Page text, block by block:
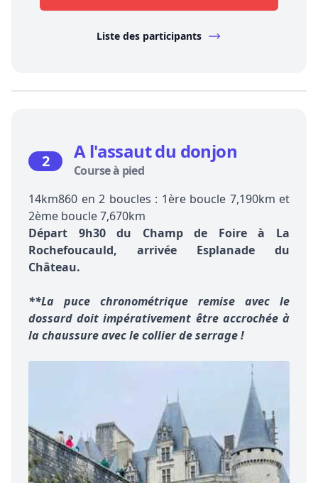
Liste des participants
2 A l'assaut du donjon
Course à pied
14km860 en 2 boucles : 1ère boucle 7,190km et
2ème boucle 7,670km
Départ 9h30 du Champ de Foire à La
Rochefoucauld, arrivée Esplanade du
Château.
**La puce chronométrique remise avec le
dossard doit impérativement être accrochée à
la chaussure avec le collier de serrage !